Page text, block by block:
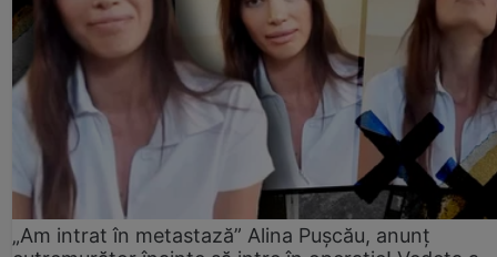
„Am intrat în metastază” Alina Pușcău, anunț